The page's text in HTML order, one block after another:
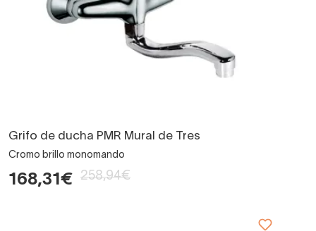
Grifo de ducha PMR Mural de Tres
Cromo brillo monomando
168,31€ 258,94€